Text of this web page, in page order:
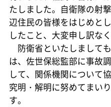
たしました。自衛隊の射
辺住民の皆様をはじめと
したこと、大変申し訳な
防衛省といたしまして
は、佐世保総監部に事故
して、関係機関について
究明・解明に努めてまい
す。